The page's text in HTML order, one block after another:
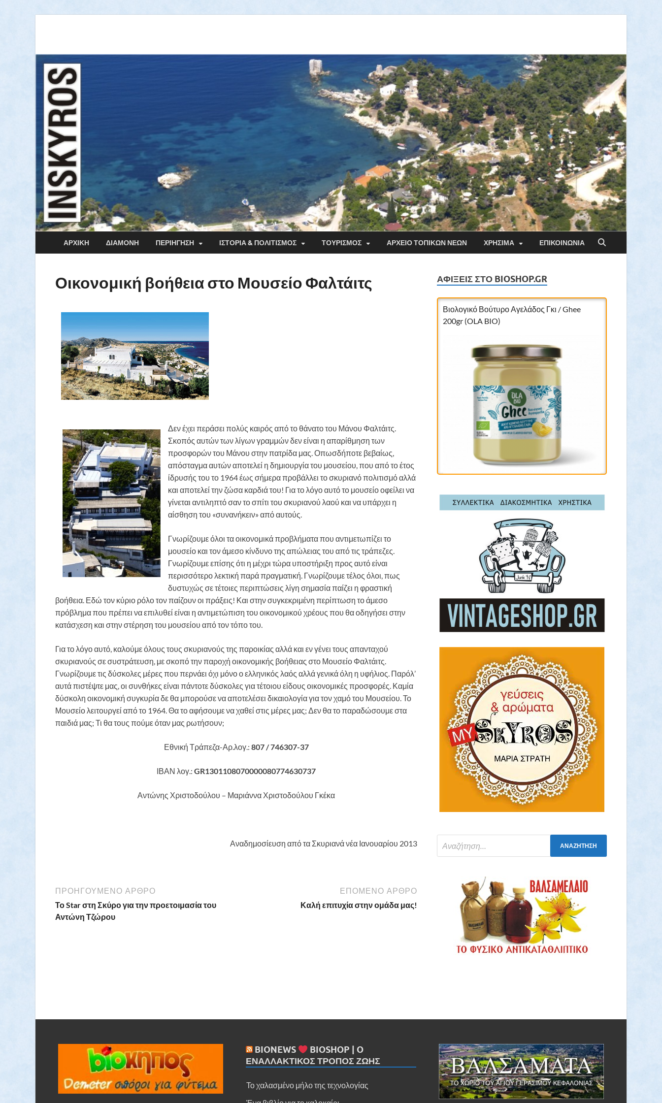
ΝΗΣΟΣ ΣΚΥΡΟΣ εδώ μαθαίνεις τα πάντα – SKYROS ISLAND
ΑΡΧΙΚΉ ΔΙΑΜΟΝΉ ΠΕΡΙΉΓΗΣΗ ΙΣΤΟΡΊΑ & ΠΟΛΙΤΙΣΜΌΣ ΤΟΥΡΙΣΜΌΣ ΑΡΧΕΊΟ ΤΟΠΙΚΏΝ ΝΈΩΝ ΧΡΉΣΙΜΑ ΕΠΙΚΟΙΝΩΝΊΑ
Οικονομική βοήθεια στο Μουσείο Φαλτάιτς
Δεν έχει περάσει πολύς καιρός από το θάνατο του Μάνου Φαλτάιτς.
Σκοπός αυτών των λίγων γραμμών δεν είναι η απαρίθμηση των
προσφορών του Μάνου στην πατρίδα μας. Οπωσδήποτε βεβαίως,
απόσταγμα αυτών αποτελεί η δημιουργία του μουσείου, που από το έτος
ίδρυσής του το 1964 έως σήμερα προβάλλει το σκυριανό πολιτισμό αλλά
και αποτελεί την ζώσα καρδιά του! Για το λόγο αυτό το μουσείο οφείλει να
γίνεται αντιληπτό σαν το σπίτι του σκυριανού λαού και να υπάρχει η
αίσθηση του «συνανήκειν» από αυτούς.
Γνωρίζουμε όλοι τα οικονομικά προβλήματα που αντιμετωπίζει το
μουσείο και τον άμεσο κίνδυνο της απώλειας του από τις τράπεζες.
Γνωρίζουμε επίσης ότι η μέχρι τώρα υποστήριξη προς αυτό είναι
περισσότερο λεκτική παρά πραγματική. Γνωρίζουμε τέλος όλοι, πως
δυστυχώς σε τέτοιες περιπτώσεις λίγη σημασία παίζει η φραστική
βοήθεια. Εδώ τον κύριο ρόλο τον παίζουν οι πράξεις! Και στην συγκεκριμένη περίπτωση το άμεσο
πρόβλημα που πρέπει να επιλυθεί είναι η αντιμετώπιση του οικονομικού χρέους που θα οδηγήσει στην
κατάσχεση και στην στέρηση του μουσείου από τον τόπο του.
Για το λόγο αυτό, καλούμε όλους τους σκυριανούς της παροικίας αλλά και εν γένει τους απανταχού
σκυριανούς σε συστράτευση, με σκοπό την παροχή οικονομικής βοήθειας στο Μουσείο Φαλτάιτς.
Γνωρίζουμε τις δύσκολες μέρες που περνάει όχι μόνο ο ελληνικός λαός αλλά γενικά όλη η υφήλιος. Παρόλ’
αυτά πιστέψτε μας, οι συνθήκες είναι πάντοτε δύσκολες για τέτοιου είδους οικονομικές προσφορές. Καμία
δύσκολη οικονομική συγκυρία δε θα μπορούσε να αποτελέσει δικαιολογία για τον χαμό του Μουσείου. Το
Μουσείο λειτουργεί από το 1964. Θα το αφήσουμε να χαθεί στις μέρες μας; Δεν θα το παραδώσουμε στα
παιδιά μας; Τι θα τους πούμε όταν μας ρωτήσουν;
Εθνική Τράπεζα-Αρ.λογ.: 807 / 746307-37
ΙΒΑΝ λογ.: GR1301108070000080774630737
Αντώνης Χριστοδούλου – Μαριάννα Χριστοδούλου Γκέκα
Αναδημοσίευση από τα Σκυριανά νέα Ιανουαρίου 2013
ΠΡΟΗΓΟΎΜΕΝΟ ΆΡΘΡΟ
Το Star στη Σκύρο για την προετοιμασία του
Αντώνη Τζώρου
ΕΠΌΜΕΝΟ ΆΡΘΡΟ
Καλή επιτυχία στην ομάδα μας!
ΑΦΊΞΕΙΣ ΣΤΟ BIOSHOP.GR
Βιολογικό Βούτυρο Αγελάδος Γκι / Ghee
200gr (OLA BIO)
Νιφάδες από σιτάρι Ζέας ολικής bio 400gr
(Αντωνόπουλος)
Πίτουρο βρώμης Ελληνικό Bio 300gr
(ΑΝΤΩΝΟΠΟΥΛΟΣ)
BIONEWS
BIOSHOP | O
ΕΝΑΛΛΑΚΤΙΚΌΣ ΤΡΌΠΟΣ ΖΩΉΣ
Το χαλασμένο μήλο της τεχνολογίας